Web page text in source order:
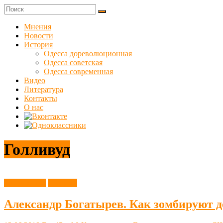
Skip
to
content
Куликовец
Сайт
одесского
сопротивления
Мнения
Новости
История
Одесса дореволюционная
Одесса советская
Одесса современная
Видео
Литература
Контакты
О нас
Голливуд
Александр Богатырев. Как зомбируют